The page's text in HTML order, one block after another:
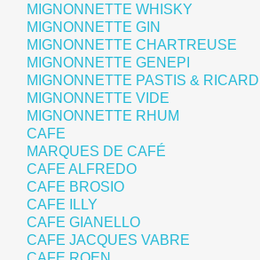
MIGNONNETTE WHISKY
MIGNONNETTE GIN
MIGNONNETTE CHARTREUSE
MIGNONNETTE GENEPI
MIGNONNETTE PASTIS & RICARD
MIGNONNETTE VIDE
MIGNONNETTE RHUM
CAFE
MARQUES DE CAFÉ
CAFE ALFREDO
CAFE BROSIO
CAFE ILLY
CAFE GIANELLO
CAFE JACQUES VABRE